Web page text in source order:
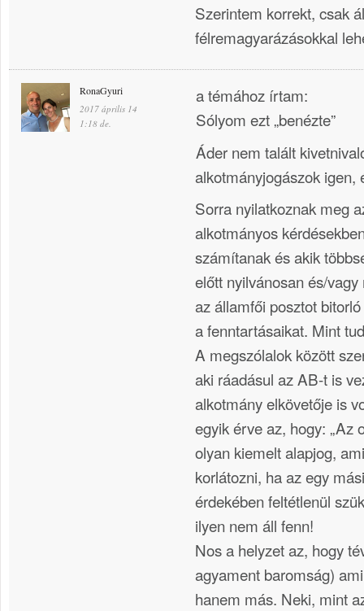
Szerintem korrekt, csak
félremagyarázásokkal
RonaGyuri
2017 április 14
1:18 de.
a témához írtam:
Sólyom ezt „benézte”
Áder nem talált
alkotmányjogászok
Sorra nyilatkoznak meg
alkotmányos
számítanak és akik
előtt nyilvánosan és/
az államfői posztot
a fenntartásaikat. Mint
A megszólalok között
aki ráadásul az AB-t is
alkotmány elkövetője is
egyik érve az, hogy: „Az
olyan kiemelt alapjog,
korlátozni, ha az egy
érdekében feltétlenül
ilyen nem áll fenn!
Nos a helyzet az, hogy
agyament baromság)
hanem más. Neki, mint